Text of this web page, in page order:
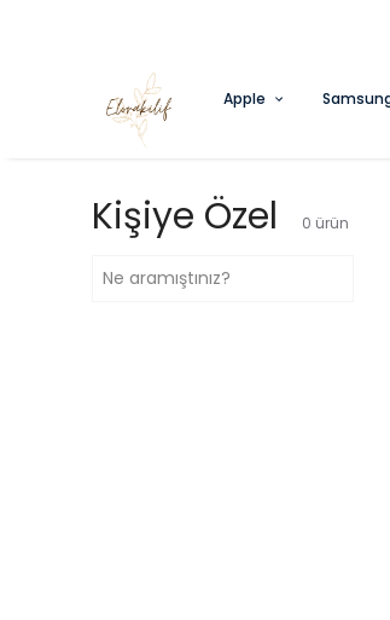
Apple
Kişiye Özel 0 ürün